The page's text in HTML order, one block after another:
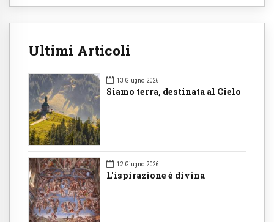
Ultimi Articoli
13 Giugno 2026
Siamo terra, destinata al Cielo
12 Giugno 2026
L'ispirazione è divina